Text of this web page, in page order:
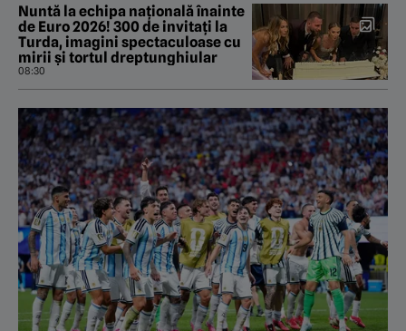
Nuntă la echipa națională înainte
de Euro 2026! 300 de invitați la
Turda, imagini spectaculoase cu
mirii și tortul dreptunghiular
08:30